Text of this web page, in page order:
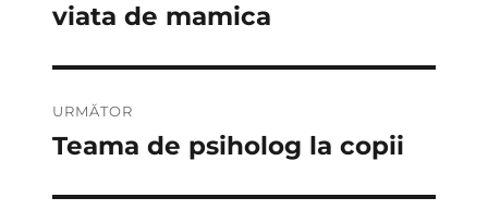
articole
anterior:
viata de mamica
URMĂTOR
Articolul
Teama de psiholog la copii